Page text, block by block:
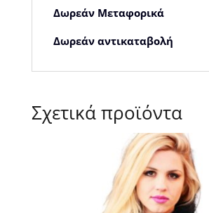
Δωρεάν Μεταφορικά
Δωρεάν αντικαταβολή
Σχετικά προϊόντα